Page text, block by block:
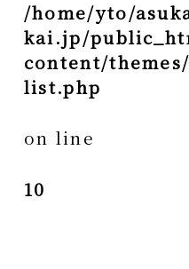
/home/yto/
kai.jp/
content/
list.php
on line
10